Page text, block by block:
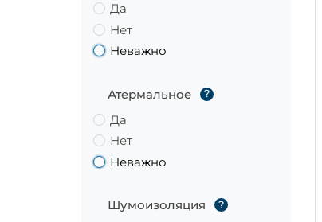
Да
Нет
Неважно
Атермальное ?
Да
Нет
Неважно
Шумоизоляция ?